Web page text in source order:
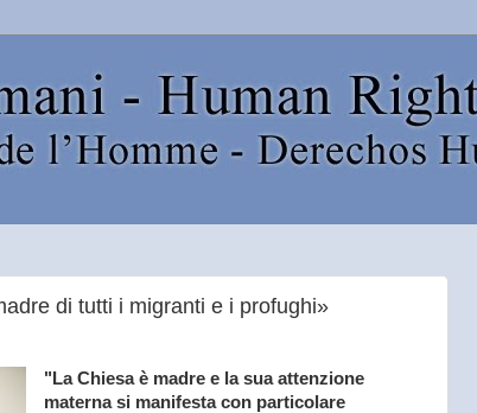
di tutti i migranti e i profughi»
"La Chiesa è madre e la sua attenzione
materna si manifesta con particolare